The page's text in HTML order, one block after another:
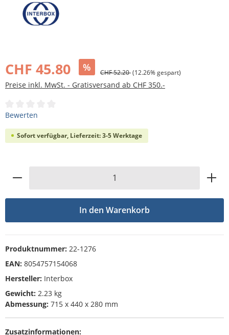
CHF 45.80 % CHF 52.20(12.26% gespart)
Preise inkl. MwSt. - Gratisversand ab CHF 350.-
Durchschnittliche Bewertung von 0 von 5 Sternen
Bewerten
Sofort verfügbar, Lieferzeit: 3-5 Werktage
Produkt Anzahl: Gib den gewünschten
In den Warenkorb
Produktnummer: 22-1276
EAN: 8054757154068
Hersteller: Interbox
Gewicht: 2.23 kg
Abmessung: 715 x 440 x 280 mm
Zusatzinformationen: